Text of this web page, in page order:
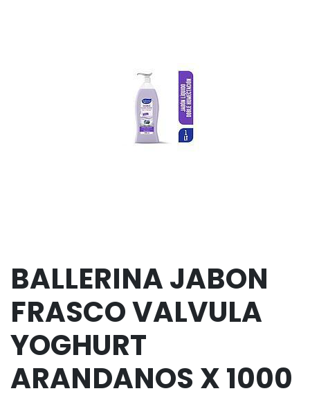
BALLERINA JABON
FRASCO VALVULA
YOGHURT
ARANDANOS X 1000